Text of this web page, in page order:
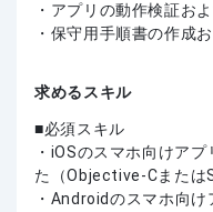
・アプリの動作検証お
・保守用手順書の作成
求めるスキル
必須スキル
・iOSのスマホ向けア
た（Objective-Cまたは
・Androidのスマホ向